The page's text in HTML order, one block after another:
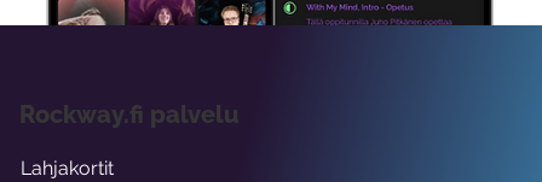
Rockway.fi palvelu
Lahjakortit